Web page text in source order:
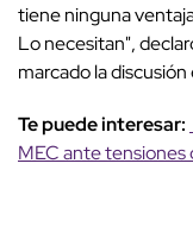
tiene ninguna
Lo necesitan",
marcado la
Te puede interesar:
MEC ante tensiones